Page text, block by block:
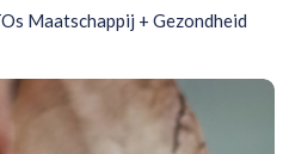
Maatschappij + Gezondheid